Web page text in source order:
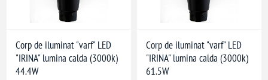
Corp de iluminat "varf" LED
"IRINA" lumina calda (3000k)
44.4W
Corp de iluminat "varf" LED
"IRINA" lumina calda (3000k)
61.5W